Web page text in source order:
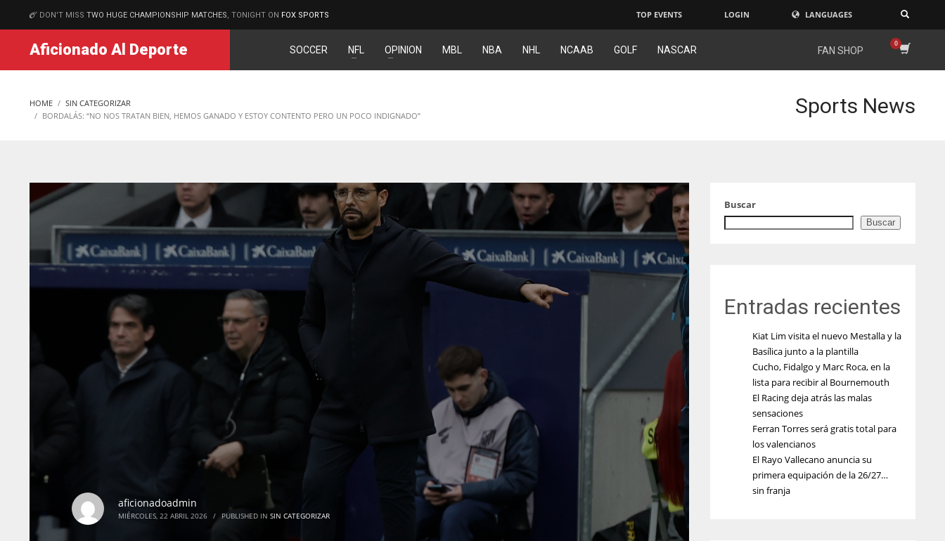
MATCHES
DON'T MISS TWO HUGE CHAMPIONSHIP MATCHES , TONIGHT ON FOX SPORTS TOP EVENTS LOGIN LANGUAGES
Aficionado Al Deporte SOCCER NFL OPINION MBL NBA NHL NCAAB GOLF NASCAR FAN SHOP
HOME
SIN CATEGORIZAR
BORDALÁS: “NO NOS TRATAN BIEN, HEMOS GANADO Y ESTOY CONTENTO PERO UN POCO INDIGNADO”
Sports News
aficionadoadmin
MIÉRCOLES, 22 ABRIL 2026 / PUBLISHED IN SIN CATEGORIZAR
Buscar
Buscar
Entradas recientes
Kiat Lim visita el nuevo Mestalla y la
Basílica junto a la plantilla
Cucho, Fidalgo y Marc Roca, en la
lista para recibir al Bournemouth
El Racing deja atrás las malas
sensaciones
Ferran Torres será gratis total para
los valencianos
El Rayo Vallecano anuncia su
primera equipación de la 26/27…
sin franja